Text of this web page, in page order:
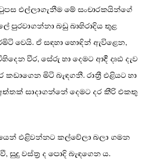
එල්ලාගැනීම මේ සංචාරකයින්ගේ
පුරවාගන්නා බඩු බාහිරාදිය තුළ
වෙයි. ඒ සඳහා හොඳින් ඇවිළෙන,
වීර, සේරු හා දෙමට ආදී දෘඪ දැව
මිටි බැඳගනී. රාත්‍රී එළියට හා
සාදාගන්නේ දෙමට දර කීරි එකතු
එළිවන්නට කල්වේලා බලා ගමන
සුදු වස්ත්‍ර ද පොදි බැඳගෙන ය.